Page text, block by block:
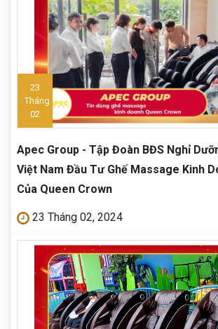
23
Tháng
02
Apec Group - Tập Đoàn BĐS Nghỉ
Việt Nam Đầu Tư Ghế Massage Kinh
Của Queen Crown
23 Tháng 02, 2024